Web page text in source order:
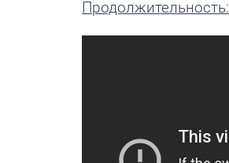
Продолжительность: